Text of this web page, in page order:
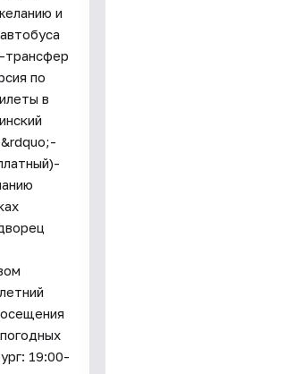
и
трансфер
по
в
19:00-